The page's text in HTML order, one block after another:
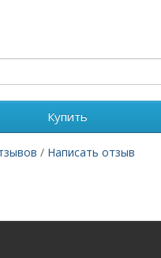
Купить
/ Написать отзыв